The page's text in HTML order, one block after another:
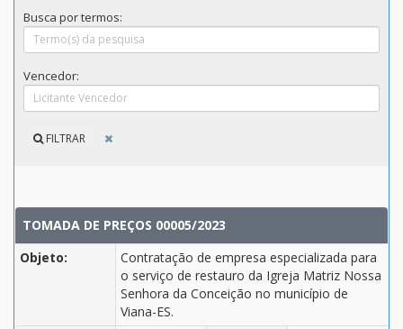
Busca por termos:
Vencedor:
FILTRAR
TOMADA DE PREÇOS 00005/2023
Objeto:
Contratação de empresa especializada para
o serviço de restauro da Igreja Matriz Nossa
Senhora da Conceição no município de
Viana-ES.